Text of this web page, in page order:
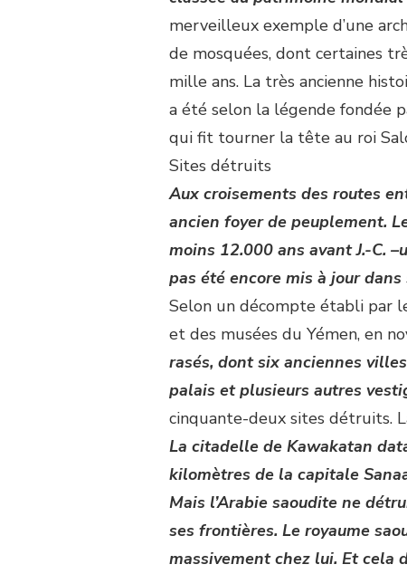
merveilleux exemple d’une
de mosquées, dont certaines
mille ans. La très ancienne
a été selon la légende fondée
qui fit tourner la tête au roi
Sites détruits
Aux croisements des routes
ancien foyer de peuplement.
moins 12.000 ans avant J.-C.
pas été encore mis à jour
Selon un décompte établi par
et des musées du Yémen, en
rasés, dont six anciennes
palais et plusieurs autres
cinquante-deux sites détruits.
La citadelle de Kawakatan
kilomètres de la capitale
Mais l’Arabie saoudite ne
ses frontières. Le royaume
massivement chez lui. Et cela